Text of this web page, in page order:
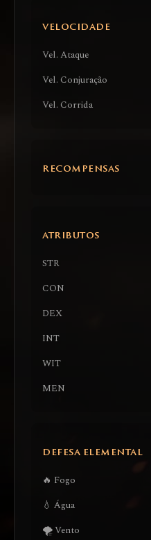
VELOCIDADE
Vel. Ataque
Vel. Conjuração
Vel. Corrida
RECOMPENSAS
ATRIBUTOS
STR
CON
DEX
INT
WIT
MEN
DEFESA ELEMENTAL
🔥 Fogo
💧 Água
🌪️ Vento